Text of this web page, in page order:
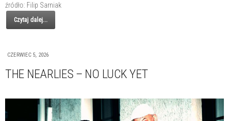
źródło: Filip Sarniak
Czytaj dalej...
CZERWIEC 5, 2026
THE NEARLIES – NO LUCK YET